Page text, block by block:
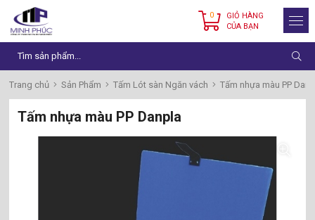
0
GIỎ HÀNG
CỦA BẠN
Trang chủ Sản Phẩm Tấm Lót sàn Ngăn vách Tấm nhựa màu PP
Tấm nhựa màu PP Danpla